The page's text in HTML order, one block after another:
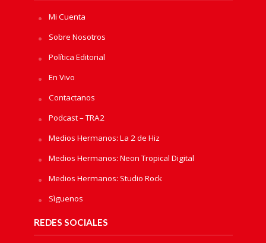
Mi Cuenta
Sobre Nosotros
Política Editorial
En Vivo
Contactanos
Podcast – TRA2
Medios Hermanos: La 2 de Hiz
Medios Hermanos: Neon Tropical Digital
Medios Hermanos: Studio Rock
Sìguenos
REDES SOCIALES